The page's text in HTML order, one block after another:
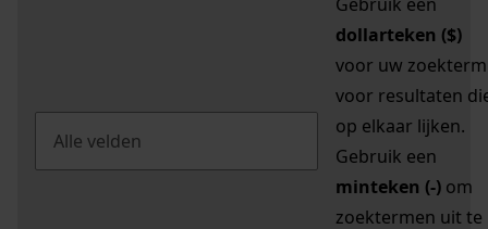
dollarteken ($)
voor uw zoekterm
voor resultaten
op elkaar lijken.
Gebruik een
minteken (-) om
zoektermen uit te